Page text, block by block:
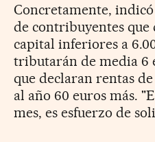
Concretamente, indicó
de contribuyentes que
capital inferiores a
tributarán de media 6
que declaran rentas
al año 60 euros más.
mes, es esfuerzo de